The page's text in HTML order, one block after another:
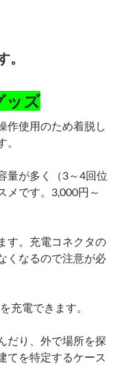
ッズ
作使用のため着脱し
量が多く（3～4回位
メです。3,000円～
す。充電コネクタの
くなるので注意が必
充電できます。
だり、外で場所を探
てを特定するケース